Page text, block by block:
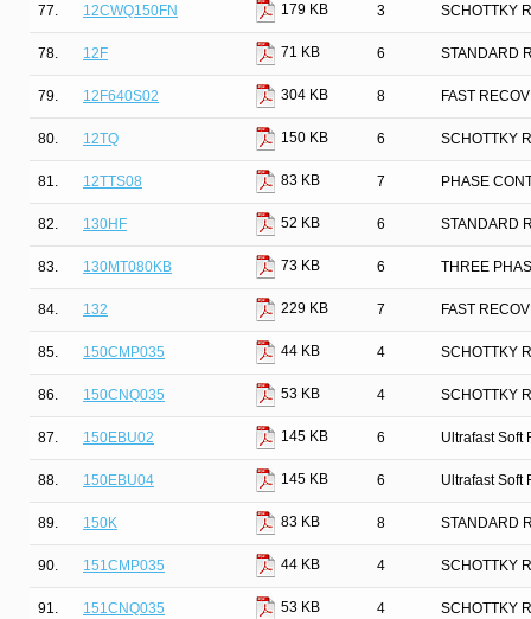
77. 12CWQ150FN 179 KB 3 SCHOTTKY
78. 12F 71 KB 6 STANDARD
79. 12F640S02 304 KB 8 FAST
80. 12TQ 150 KB 6 SCHOTTKY
81. 12TTS08 83 KB 7 PHASE
82. 130HF 52 KB 6 STANDARD
83. 130MT080KB 73 KB 6 THREE
84. 132 229 KB 7 FAST
85. 150CMP035 44 KB 4 SCHOTTKY
86. 150CNQ035 53 KB 4 SCHOTTKY
87. 150EBU02 145 KB 6 Ultrafast Soft
88. 150EBU04 145 KB 6 Ultrafast Soft
89. 150K 83 KB 8 STANDARD
90. 151CMP035 44 KB 4 SCHOTTKY
91. 151CNQ035 53 KB 4 SCHOTTKY